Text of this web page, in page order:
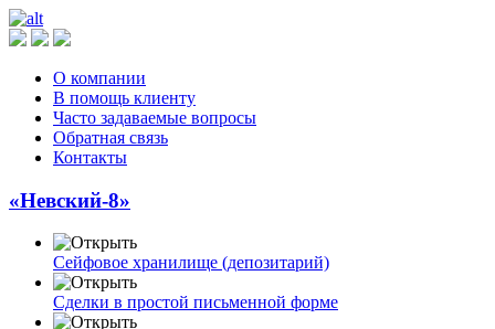
О компании
В помощь клиенту
Часто задаваемые вопросы
Обратная связь
Контакты
«Невский-8»
Сейфовое хранилище (депозитарий)
Сделки в простой письменной форме